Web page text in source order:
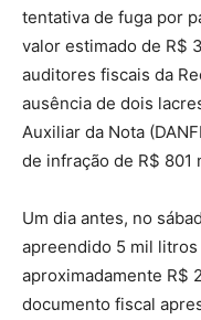
tentativa de fuga por
valor estimado de R$
auditores fiscais da
ausência de dois
Auxiliar da Nota
de infração de R$ 801
Um dia antes, no
apreendido 5 mil
aproximadamente R$
documento fiscal